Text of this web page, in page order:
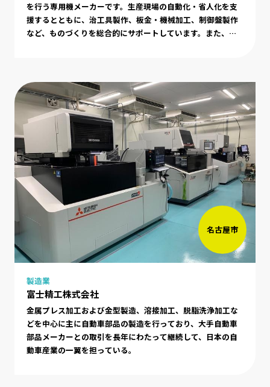
を行う専用機メーカーです。生産現場の自動化・省人化を支
援するとともに、治工具製作、板金・機械加工、制御盤製作
など、ものづくりを総合的にサポートしています。また、航
て、製造業や物流業界の課題解決に取り組んでいます。
名古屋市
製造業
富士精工株式会社
金属プレス加工および金型製造、溶接加工、脱脂洗浄加工な
どを中心に主に自動車部品の製造を行っており、大手自動車
部品メーカーとの取引を長年にわたって継続して、日本の自
動車産業の一翼を担っている。